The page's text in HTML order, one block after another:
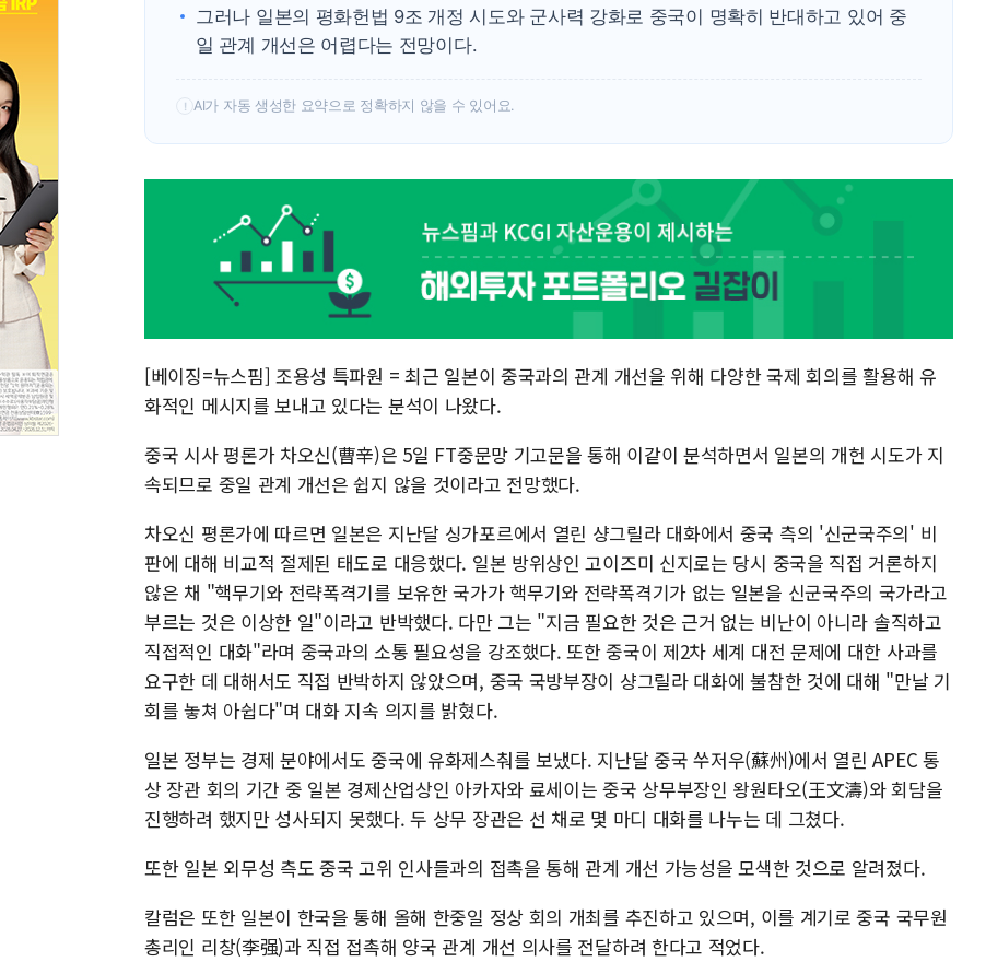
그러나 일본의 평화헌법 9조 개정 시도와 군사력 강화로 중국이 명확히 반대하고 있어 중
일 관계 개선은 어렵다는 전망이다.
! AI가 자동 생성한 요약으로 정확하지 않을 수 있어요.
[베이징=뉴스핌] 조용성 특파원 = 최근 일본이 중국과의 관계 개선을 위해 다양한 국제 회의를 활용해 유
화적인 메시지를 보내고 있다는 분석이 나왔다.
중국 시사 평론가 차오신(曹辛)은 5일 FT중문망 기고문을 통해 이같이 분석하면서 일본의 개헌 시도가 지
속되므로 중일 관계 개선은 쉽지 않을 것이라고 전망했다.
차오신 평론가에 따르면 일본은 지난달 싱가포르에서 열린 샹그릴라 대화에서 중국 측의 '신군국주의' 비
판에 대해 비교적 절제된 태도로 대응했다. 일본 방위상인 고이즈미 신지로는 당시 중국을 직접 거론하지
않은 채 "핵무기와 전략폭격기를 보유한 국가가 핵무기와 전략폭격기가 없는 일본을 신군국주의 국가라고
부르는 것은 이상한 일"이라고 반박했다. 다만 그는 "지금 필요한 것은 근거 없는 비난이 아니라 솔직하고
직접적인 대화"라며 중국과의 소통 필요성을 강조했다. 또한 중국이 제2차 세계 대전 문제에 대한 사과를
요구한 데 대해서도 직접 반박하지 않았으며, 중국 국방부장이 샹그릴라 대화에 불참한 것에 대해 "만날 기
회를 놓쳐 아쉽다"며 대화 지속 의지를 밝혔다.
일본 정부는 경제 분야에서도 중국에 유화제스춰를 보냈다. 지난달 중국 쑤저우(蘇州)에서 열린 APEC 통
상 장관 회의 기간 중 일본 경제산업상인 아카자와 료세이는 중국 상무부장인 왕원타오(王文濤)와 회담을
진행하려 했지만 성사되지 못했다. 두 상무 장관은 선 채로 몇 마디 대화를 나누는 데 그쳤다.
또한 일본 외무성 측도 중국 고위 인사들과의 접촉을 통해 관계 개선 가능성을 모색한 것으로 알려졌다.
칼럼은 또한 일본이 한국을 통해 올해 한중일 정상 회의 개최를 추진하고 있으며, 이를 계기로 중국 국무원
총리인 리창(李强)과 직접 접촉해 양국 관계 개선 의사를 전달하려 한다고 적었다.